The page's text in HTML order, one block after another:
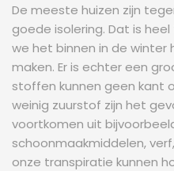
De meeste huizen zijn
goede isolering. Dat is
we het binnen in de winter
maken. Er is echter een
stoffen kunnen geen kant
weinig zuurstof zijn het
voortkomen uit
schoonmaakmiddelen,
onze transpiratie kunnen